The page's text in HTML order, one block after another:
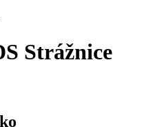
Strážnice